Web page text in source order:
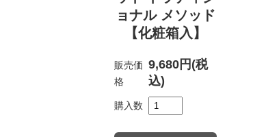
ョナル メソッド
【化粧箱入】
販売価
格
9,680円(税
込)
購入数